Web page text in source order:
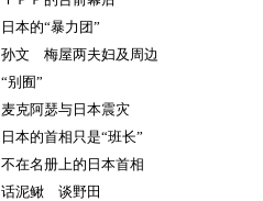
日本的“暴力团”
孙文 梅屋两夫妇及周边
“别囿”
麦克阿瑟与日本震灾
日本的首相只是“班长”
不在名册上的日本首相
话泥鳅 谈野田